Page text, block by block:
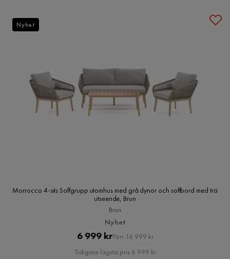
Morrocco 4-sits Soffgrupp utomhus med grå dynor och soffbord med trä
utseende, Brun
Brun
Nyhet
Pris
6 999 krOriginal
Pris
Förr 16 999 kr
Tidigare lägsta pris 6 999 kr
Nyhet